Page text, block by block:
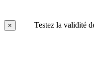
× Testez la validité